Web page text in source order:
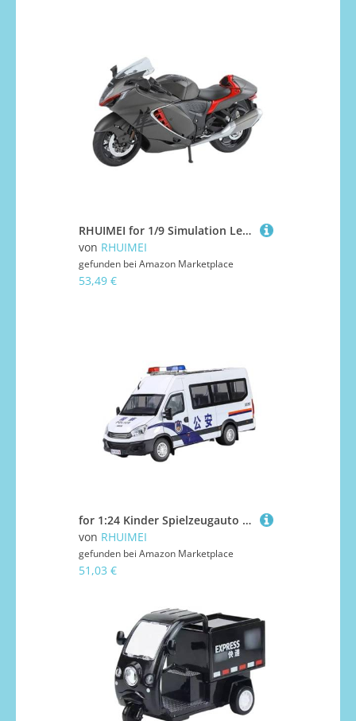
RHUIMEI for 1/9 Simulation Legierung Motorrad Lenkung Schock Motorrad Modell Spielzeug Kinder Sammlung Ornamente Exquisite(Gray)
von RHUIMEI
gefunden bei Amazon Marketplace
53,49 €
for 1:24 Kinder Spielzeugauto Polizeiauto SWAT Explosionsgeschützte Auto Legierung Automodell Mit Ton Und Licht Kleine Kinder Geburtstagsgeschenk Exquisite(White)
von RHUIMEI
gefunden bei Amazon Marketplace
51,03 €